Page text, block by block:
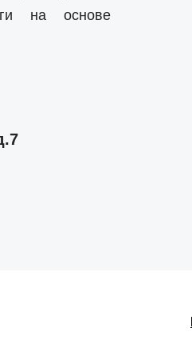
на основе